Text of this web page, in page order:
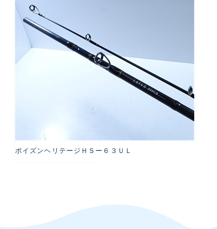
ポイズンヘリテージＨＳー６３ＵＬ